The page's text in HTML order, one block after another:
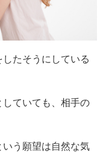
たそうにしている
ていても、相手の
う願望は自然な気